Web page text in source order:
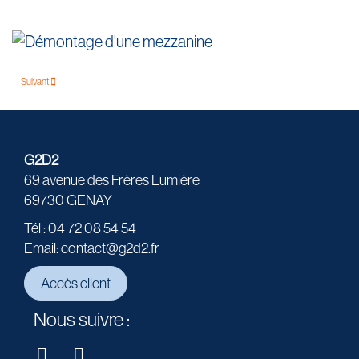
Suivant
G2D2
69 avenue des Frères Lumière
69730 GENAY
Tél : 04 72 08 54 54
Email: contact@g2d2.fr
Accès client
Nous suivre :